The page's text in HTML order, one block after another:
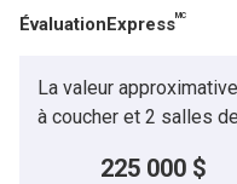
Téléphone
Message
ÉvaluationExpressMC
La valeur
à coucher et 2 salles
225 000 $